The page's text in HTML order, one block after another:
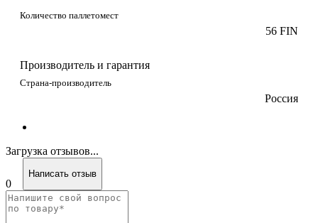
Количество паллетомест
56 FIN
Производитель и гарантия
Страна-производитель
Россия
Загрузка отзывов...
0
Написать отзыв